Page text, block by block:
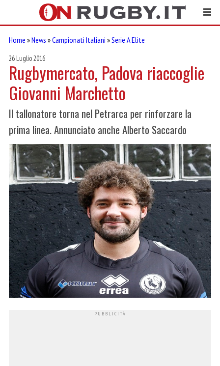
Home »News »Campionati Italiani »Serie A Elite
26 Luglio 2016
Rugbymercato, Padova riaccoglie
Giovanni Marchetto
Il tallonatore torna nel Petrarca per rinforzare la
prima linea. Annunciato anche Alberto Saccardo